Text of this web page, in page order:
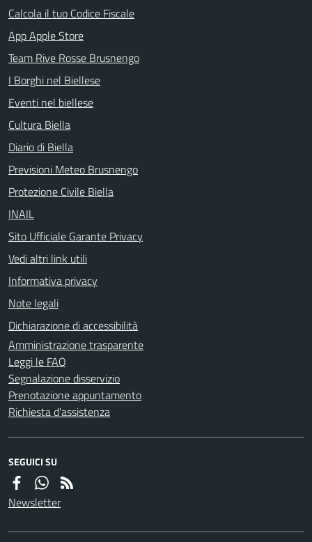
Calcola il tuo Codice Fiscale
App Apple Store
Team Rive Rosse Brusnengo
I Borghi nel Biellese
Eventi nel biellese
Cultura Biella
Diario di Biella
Previsioni Meteo Brusnengo
Protezione Civile Biella
INAIL
Sito Ufficiale Garante Privacy
Vedi altri link utili
Informativa privacy
Note legali
Dichiarazione di accessibilità
Amministrazione trasparente
Leggi le FAQ
Segnalazione disservizio
Prenotazione appuntamento
Richiesta d'assistenza
SEGUICI SU
Newsletter